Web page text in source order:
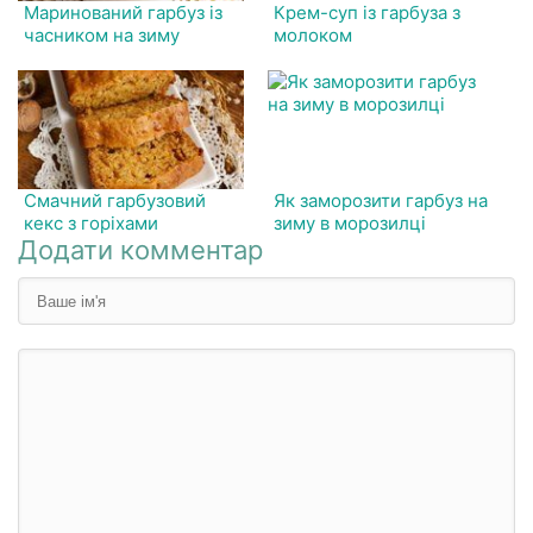
Маринований гарбуз із
часником на зиму
Крем-суп із гарбуза з
молоком
Смачний гарбузовий
кекс з горіхами
Як заморозити гарбуз на
зиму в морозилці
Додати комментар